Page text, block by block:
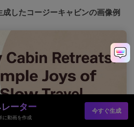
したコージーキャビンの画像例
ーター
に動画を作成
今すぐ生成